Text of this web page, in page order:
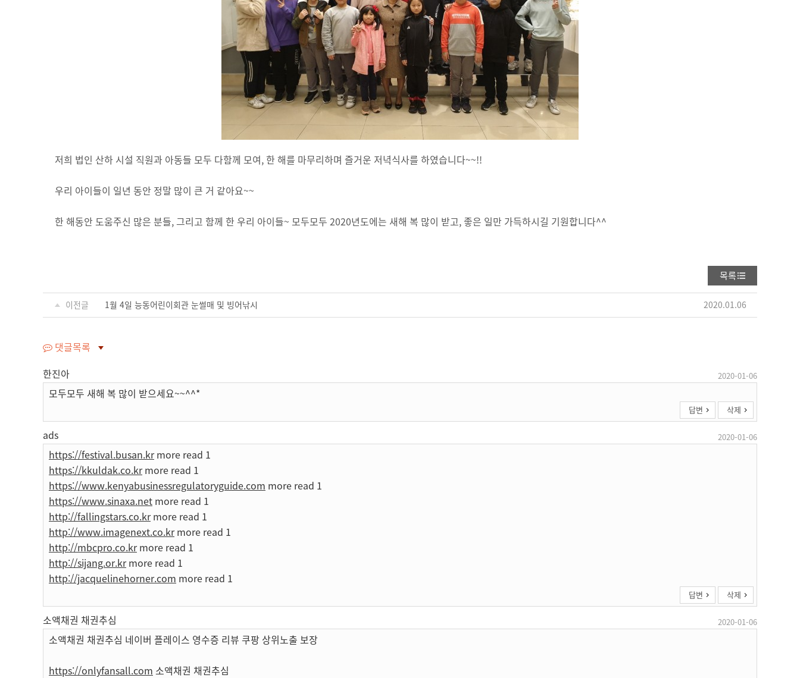
저희 법인 산하 시설 직원과 아동들 모두 다함께 모여, 한 해를 마무리하며 즐거운 저녁식사를 하였습니다~~!!
우리 아이들이 일년 동안 정말 많이 큰 거 같아요~~
한 해동안 도움주신 많은 분들, 그리고 함께 한 우리 아이들~ 모두모두 2020년도에는 새해 복 많이 받고, 좋은 일만 가득하시길 기원합니다^^
목록
이전글 1월 4일 능동어린이회관 눈썰매 및 빙어낚시 2020.01.06
댓글목록
한진아
2020-01-06
모두모두 새해 복 많이 받으세요~~^^*
답변 삭제
ads 2020-01-06
https://festival.busan.krmore read 1
https://kkuldak.co.krmore read 1
https://www.kenyabusinessregulatoryguide.com more read 1
https://www.sinaxa.net more read 1
http://fallingstars.co.krmore read 1
http://www.imagenext.co.krmore read 1
http://mbcpro.co.krmore read 1
http://sijang.or.krmore read 1
http://jacquelinehorner.com more read 1
답변 삭제
소액채권 채권추심 2020-01-06
소액채권 채권추심 네이버 플레이스 영수증 리뷰 쿠팡 상위노출 보장
https://onlyfansall.com 소액채권 채권추심